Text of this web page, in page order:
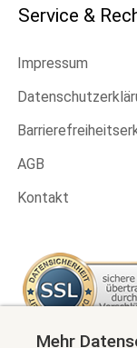
Service &
Impressum
AGB
Kontakt
Mehr